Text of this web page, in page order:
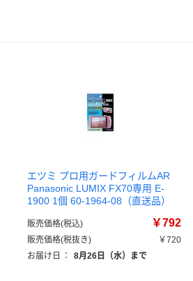
エツミ プロ用ガードフィルムAR
Panasonic LUMIX FX70専用 E-
1900 1個 60-1964-08（直送品）
販売価格(税込) ￥792
販売価格(税抜き)
￥720
お届け日
： 8月26日（水）まで